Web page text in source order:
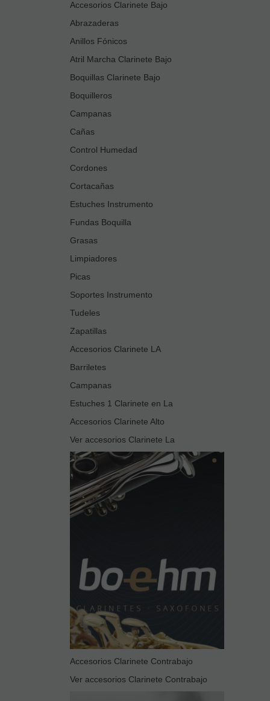
Accesorios Clarinete Bajo
Abrazaderas
Anillos Fónicos
Atril Marcha Clarinete Bajo
Boquillas Clarinete Bajo
Boquilleros
Campanas
Cañas
Control Humedad
Cordones
Cortacañas
Estuches Instrumento
Fundas Boquilla
Grasas
Limpiadores
Picas
Soportes Instrumento
Tudeles
Zapatillas
Accesorios Clarinete LA
Barriletes
Campanas
Estuches 1 Clarinete en La
Accesorios Clarinete Alto
Ver accesorios Clarinete La
Accesorios Clarinete Contrabajo
Ver accesorios Clarinete Contrabajo